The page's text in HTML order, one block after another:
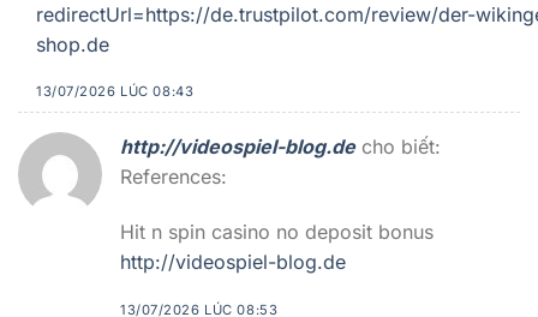
redirectUrl=https://de.trustpilot.com/review/der-
shop.de
13/07/2026 LÚC 08:43
http://videospiel-blog.de cho biết:
References:
Hit n spin casino no deposit bonus
http://videospiel-blog.de
13/07/2026 LÚC 08:53